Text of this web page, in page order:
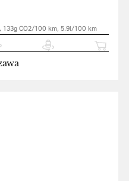
133g CO2/100 km, 5.9l/100 km